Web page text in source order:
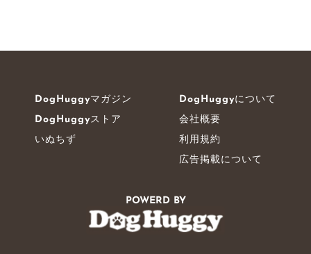
POWERD BY
DogHuggyマガジン
DogHuggyストア
いぬちず
DogHuggyについて
会社概要
利用規約
広告掲載について